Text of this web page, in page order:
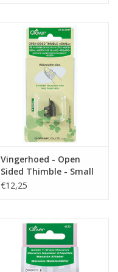
Vingerhoed - Open
Sided Thimble - Small
€12,25